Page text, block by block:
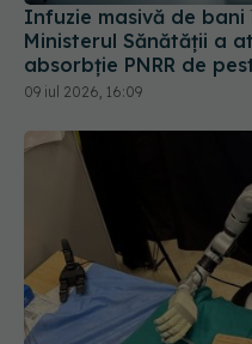
Premieră medicală.
cu succes un animal viu